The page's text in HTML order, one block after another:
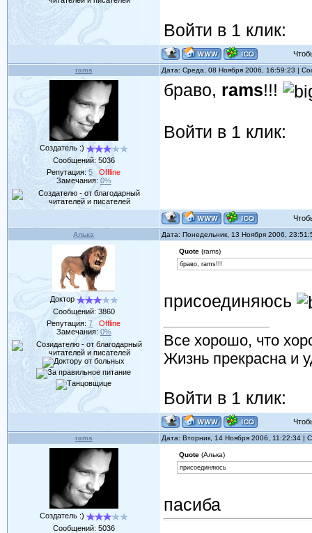
Войти в 1 клик:
rams Дата: Среда, 08 Ноября 2006, 16:59:23 |
Создатель :)
Сообщений: 5036
Репутация:5
Offline
Замечания: 0%
браво, rams!!!
Войти в 1 клик:
Алька Дата: Понедельник, 13 Ноября 2006,
Доктор
Сообщений: 3860
Репутация:7
Offline
Замечания: 0%
Quote(rams)
браво, rams!!!
присоединяюсь
Все хорошо, что
Жизнь прекрасна и
Войти в 1 клик:
rams Дата: Вторник, 14 Ноября 2006, 11:22:34 |
Создатель :)
Сообщений: 5036
Quote(Алька)
присоединяюсь
пасиба